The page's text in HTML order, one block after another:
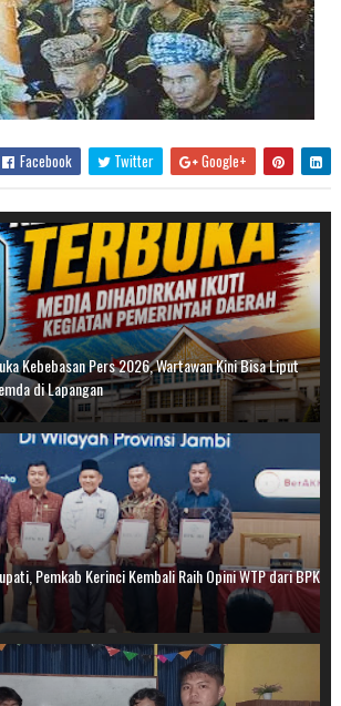
Facebook Twitter Google+
Kebebasan Pers 2026, Wartawan Kini Bisa Liput
di Lapangan
Pemkab Kerinci Kembali Raih Opini WTP dari BPK